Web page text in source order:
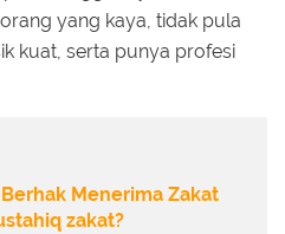
yang kaya, tidak pula
kuat, serta punya profesi
Menerima Zakat
zakat?